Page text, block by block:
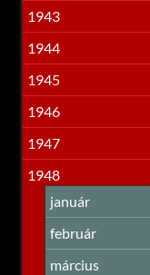
1943
1944
1945
1946
1947
1948
január
február
március